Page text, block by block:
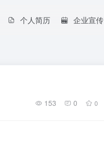
个人简历 企业宣传
153 0 0